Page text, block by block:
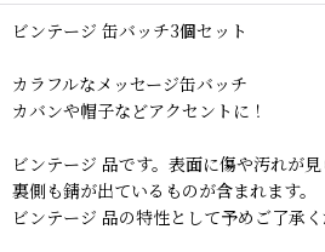
ビンテージ 缶バッチ3個セット
カラフルなメッセージ缶バッチ
カバンや帽子などアクセントに！
ビンテージ 品です。表面に傷や汚れが見
裏側も錆が出ているものが含まれます。
ビンテージ 品の特性として予めご了承く